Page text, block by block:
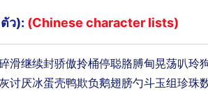
ว): (Chinese character lists)